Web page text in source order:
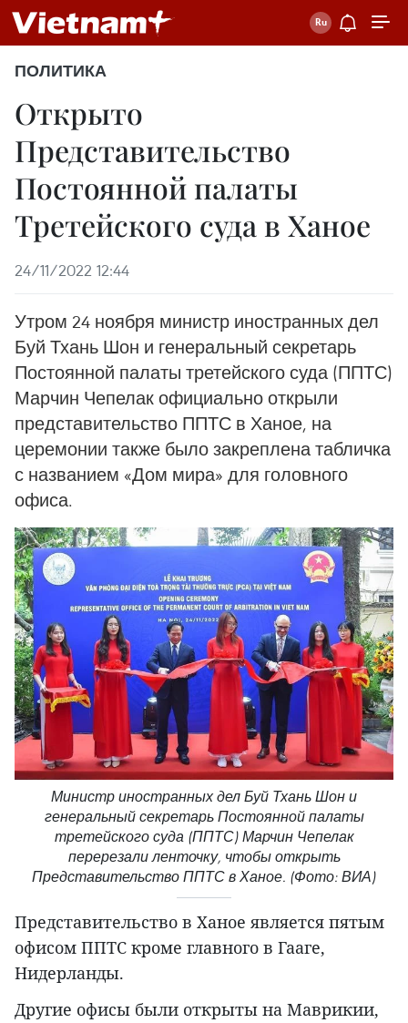
ПОЛИТИКА
Открыто
Представительство
Постоянной палаты
Третейского суда в Ханое
24/11/2022 12:44
Утром 24 ноября министр иностранных дел
Буй Тхань Шон и генеральный секретарь
Постоянной палаты третейского суда (ППТС)
Марчин Чепелак официально открыли
представительство ППТС в Ханое, на
церемонии также было закреплена табличка
с названием «Дом мира» для головного
офиса.
Министр иностранных дел Буй Тхань Шон и
генеральный секретарь Постоянной палаты
третейского суда (ППТС) Марчин Чепелак
перерезали ленточку, чтобы открыть
Представительство ППТС в Ханое. (Фото: ВИА)
Представительство в Ханое является пятым
офисом ППТС кроме главного в Гааге,
Нидерланды.
Другие офисы были открыты на Маврикии,